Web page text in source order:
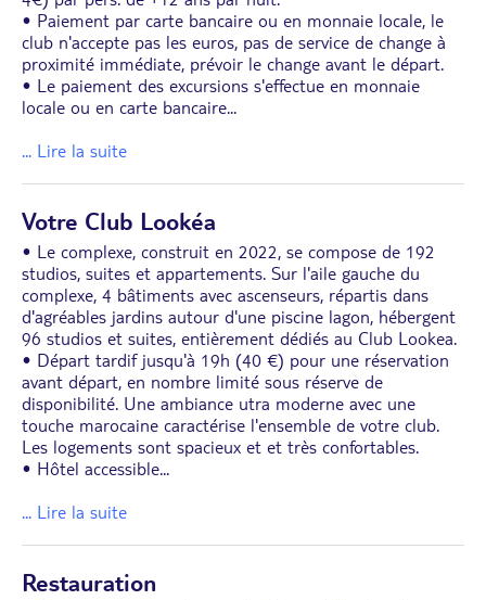
• Paiement par carte bancaire ou en monnaie locale, le
club n'accepte pas les euros, pas de service de change à
proximité immédiate, prévoir le change avant le départ.
• Le paiement des excursions s'effectue en monnaie
locale ou en carte bancaire...
... Lire la suite
Votre Club Lookéa
• Le complexe, construit en 2022, se compose de 192
studios, suites et appartements. Sur l'aile gauche du
complexe, 4 bâtiments avec ascenseurs, répartis dans
d'agréables jardins autour d'une piscine lagon, hébergent
96 studios et suites, entièrement dédiés au Club Lookea.
• Départ tardif jusqu'à 19h (40 €) pour une réservation
avant départ, en nombre limité sous réserve de
disponibilité. Une ambiance utra moderne avec une
touche marocaine caractérise l'ensemble de votre club.
Les logements sont spacieux et et très confortables.
• Hôtel accessible...
... Lire la suite
Restauration